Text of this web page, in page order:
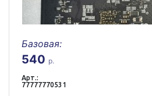
Базовая:
540 р.
Арт.:
77777770531